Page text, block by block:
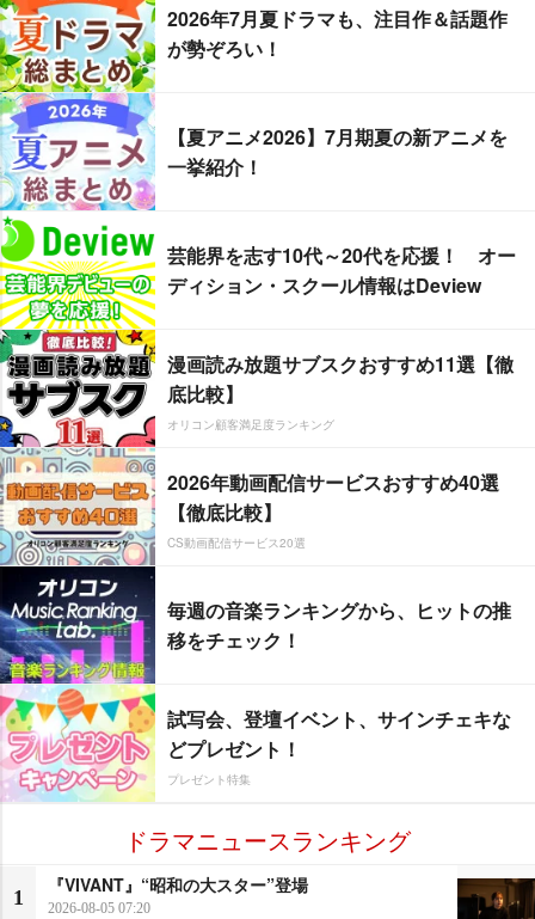
2026年7月夏ドラマも、注目作＆話題作
が勢ぞろい！
【夏アニメ2026】7月期夏の新アニメを
一挙紹介！
芸能界を志す10代～20代を応援！ オー
ディション・スクール情報はDeview
漫画読み放題サブスクおすすめ11選【徹
底比較】
オリコン顧客満足度ランキング
2026年動画配信サービスおすすめ40選
【徹底比較】
CS動画配信サービス20選
毎週の音楽ランキングから、ヒットの推
移をチェック！
試写会、登壇イベント、サインチェキな
どプレゼント！
プレゼント特集
ドラマニュースランキング
1
『VIVANT』“昭和の大スター”登場
2026-08-05 07:20